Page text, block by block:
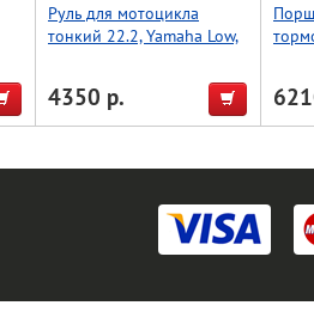
Руль для мотоцикла
тонкий 22.2, Yamaha Low,
4350 р.